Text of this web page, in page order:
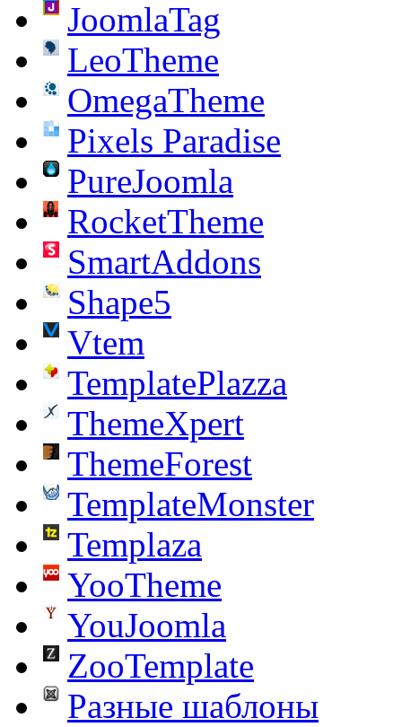
JoomlaTag
LeoTheme
OmegaTheme
Pixels Paradise
PureJoomla
RocketTheme
SmartAddons
Shape5
Vtem
TemplatePlazza
ThemeXpert
ThemeForest
TemplateMonster
Templaza
YooTheme
YouJoomla
ZooTemplate
Разные шаблоны